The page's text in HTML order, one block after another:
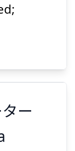
answer
ー